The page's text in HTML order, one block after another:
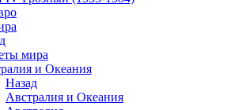
мира
и Океания
Назад
Австралия и Океания